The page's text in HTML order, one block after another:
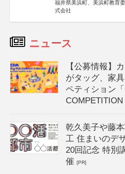
福井県美浜町、美浜町教育
式会社
ニュース
【公募情報】
がタッグ、家
ペティション
乾久美子や藤
工 住まいのデ
20回記念 特別
催[PR]